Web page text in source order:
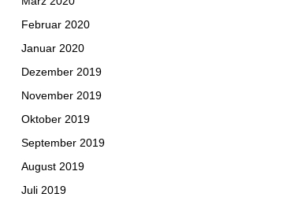
Februar 2020
Januar 2020
Dezember 2019
November 2019
Oktober 2019
September 2019
August 2019
Juli 2019